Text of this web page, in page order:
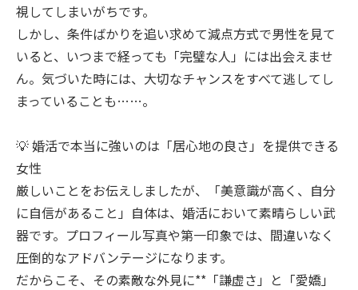
視してしまいがちです。
しかし、条件ばかりを追い求めて減点方式で男性を見て
いると、いつまで経っても「完璧な人」には出会えませ
ん。気づいた時には、大切なチャンスをすべて逃してし
まっていることも……。
💡 婚活で本当に強いのは「居心地の良さ」を提供できる
女性
厳しいことをお伝えしましたが、「美意識が高く、自分
に自信があること」自体は、婚活において素晴らしい武
器です。プロフィール写真や第一印象では、間違いなく
圧倒的なアドバンテージになります。
だからこそ、その素敵な外見に**「謙虚さ」と「愛嬌」